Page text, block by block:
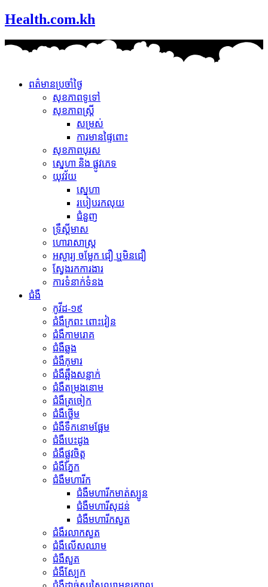
Health.com.kh
ពត៌មានប្រចាំថ្ងៃ
សុខភាពទូទៅ
សុខភាពស្រ្តី
សម្រស់
ការមានផ្ទៃពោះ
សុខភាពបុរស
ស្នេហា និង ផ្លូវភេទ
យុវវ័យ
ស្នេហា
របៀបរកលុយ
ជំនួញ
ទ្រឹស្តីមាស
ហោរាសាស្រ្ត
អស្ចារ្យ ចម្លែក ជឿ ឬមិនជឿ
ស្វែងរកការងារ
ការទំនាក់ទំនង
ជំងឺ
កូវីដ-១៩
ជំងឹក្រពះ ពោះវៀន
ជំងឺកាមរោគ
ជំងឺឆ្លង
ជំងឺកុមារ
ជំងឺឆ្អឹងសន្លាក់
ជំងឺតម្រងនោម
ជំងឺត្រចៀក
ជំងឺថ្លើម
ជំងឺទឹកនោមផ្អែម
ជំងឺបេះដូង
ជំងឺផ្លូវចិត្ត
ជំងឺភ្នែក
ជំងឺមហារីក
ជំងឺមហារីកមាត់ស្បូន
ជំងឺមហារីសុដន់
ជំងឺមហារីកសួត
ជំងឺរលាកសួត
ជំងឺលើសឈាម
ជំងឺសួត
ជំងឺស្បែក